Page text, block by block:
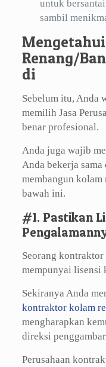
untuk
sambil
Renang/
di
Sebelum itu, Anda
memilih Jasa
benar profesional.
Anda juga wajib
Anda bekerja
membangun
bawah ini.
#1. Pastikan
Seorang
mempunyai lisensi
Sekiranya Anda
kontraktor kolam
mengharapkan
direksi
Perusahaan